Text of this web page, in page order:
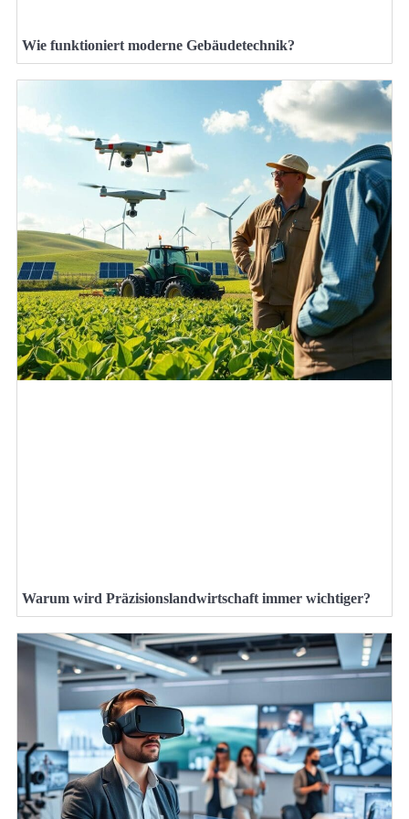
Wie funktioniert moderne Gebäudetechnik?
Warum wird Präzisionslandwirtschaft immer wichtiger?